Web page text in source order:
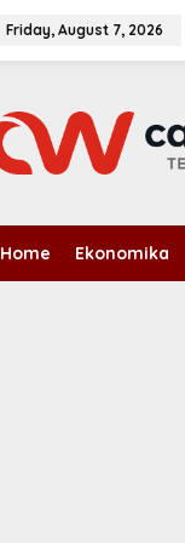
Friday, August 7, 2026
Home Ekonomika